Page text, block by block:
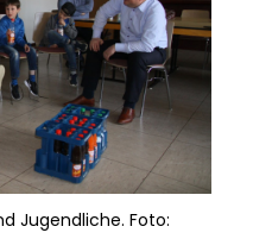
Jugendliche. Foto: